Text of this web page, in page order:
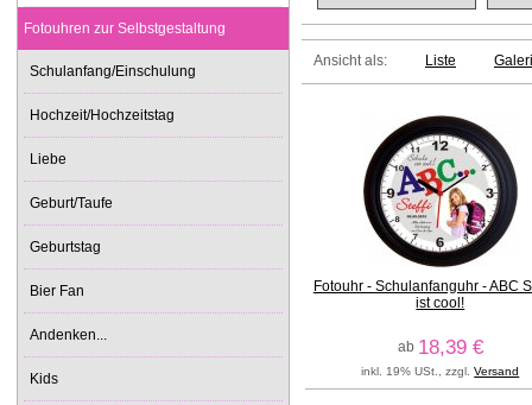
Ansicht als: Liste
Fotouhr - Schulanfanguhr - ABC
ist cool!
ab 18,39 €
inkl. 19% USt., zzgl.Versand
Fotouhren zur Selbstgestaltung
Schulanfang/Einschulung
Hochzeit/Hochzeitstag
Liebe
Geburt/Taufe
Geburtstag
Bier Fan
Andenken...
Kids